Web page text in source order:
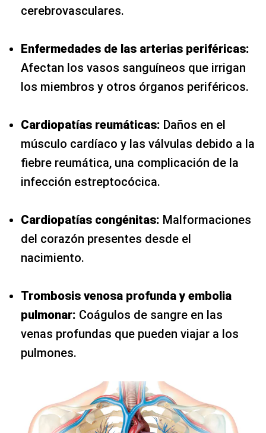
cerebrovasculares.
Enfermedades de las arterias periféricas:
Afectan los vasos sanguíneos que irrigan
los miembros y otros órganos periféricos.
Cardiopatías reumáticas: Daños en el
músculo cardíaco y las válvulas debido a la
fiebre reumática, una complicación de la
infección estreptocócica.
Cardiopatías congénitas: Malformaciones
del corazón presentes desde el
nacimiento.
Trombosis venosa profunda y embolia
pulmonar: Coágulos de sangre en las
venas profundas que pueden viajar a los
pulmones.